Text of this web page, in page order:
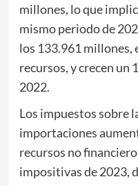
millones, lo que
mismo periodo de
los 133.961 millones,
recursos, y crecen un
2022.
Los impuestos sobre
importaciones
recursos no
impositivas de 2023,